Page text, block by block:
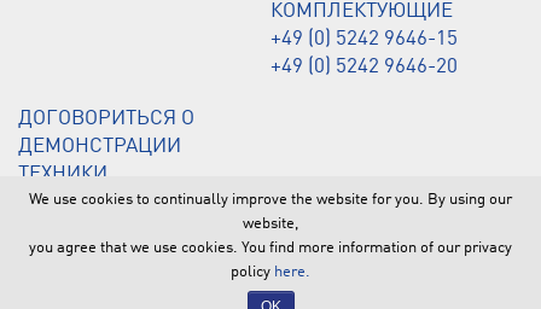
КОМПЛЕКТУЮЩИЕ
+49 (0) 5242 9646-15
+49 (0) 5242 9646-20
ДОГОВОРИТЬСЯ О
ДЕМОНСТРАЦИИ
ТЕХНИКИ
+49 (0) 5242 9646-12
© 2026 by BMS Bau-Maschinen-Service AG | Daimlerstraße 10 |
33378 Rheda-Wiedenbrück
We use cookies to continually improve the website for you. By using our
website,
you agree that we use cookies. You find more information of our privacy
policy here.